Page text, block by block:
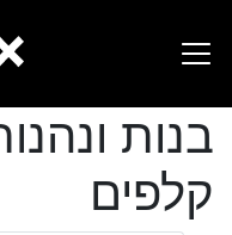
בנות
קלפים